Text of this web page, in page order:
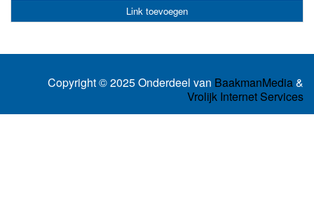
Link toevoegen
Copyright © 2025 Onderdeel van BaakmanMedia&
Vrolijk Internet Services